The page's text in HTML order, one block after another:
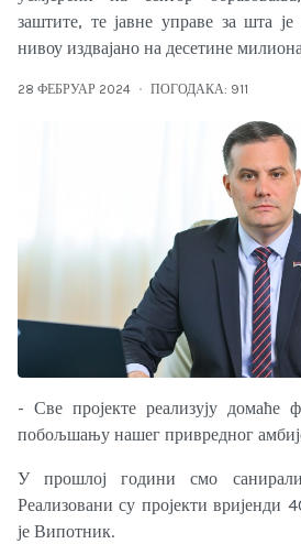
заштите, те јавне управе за шта
нивоу издвајано на десетине
28 ФЕБРУАР 2024 ПОГОДАКА: 911
- Све пројекте реализују домаће
побољшању нашег привредног
У прошлој години смо
Реализовани су пројекти
је Випотник.